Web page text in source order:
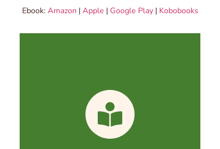
Ebook: Amazon | Apple | Google Play| Kobobooks